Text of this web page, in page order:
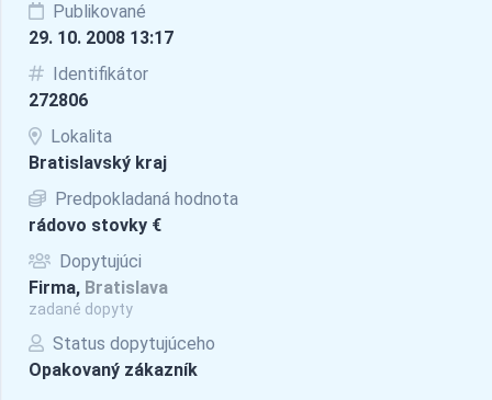
Publikované
29. 10. 2008 13:17
Identifikátor
272806
Lokalita
Bratislavský kraj
Predpokladaná hodnota
rádovo stovky €
Dopytujúci
Firma, Bratislava
zadané dopyty
Status dopytujúceho
Opakovaný zákazník